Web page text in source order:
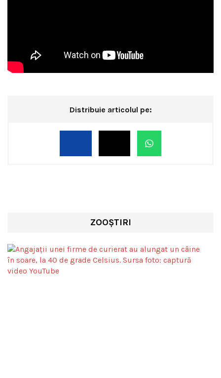
Distribuie articolul pe:
ZOOȘTIRI